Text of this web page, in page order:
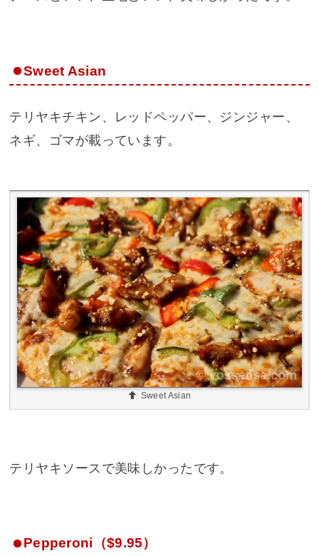
Sweet Asian
テリヤキチキン、レッドペッパー、ジンジャー、
ネギ、ゴマが載っています。
Sweet Asian
テリヤキソースで美味しかったです。
Pepperoni（$9.95）